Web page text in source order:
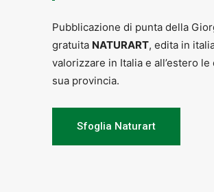
Pubblicazione di punta della
gratuita NATURART, edita in
valorizzare in Italia e all’estero
sua provincia.
Sfoglia Naturart